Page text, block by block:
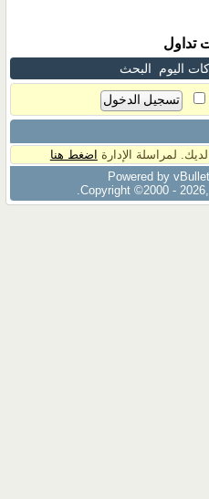
تداول
اليوم البحث
لمراسلة الإدارة اضغط هنا
Powered by
Copyright ©2000 -